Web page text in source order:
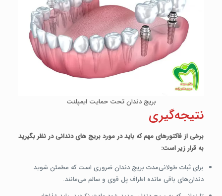
بریج دندان تحت حمایت ایمپلنت
نتیجه‌گیری
برخی از فاکتورهای مهم که باید در مورد بریج­ های دندانی در نظر بگیرید
به قرار زیر است:
برای ثبات طولانی‌مدت بریج دندان ضروری است که مطمئن شوید
دندان‌های باقی مانده­ اطراف پل قوی و سالم می‌مانند.